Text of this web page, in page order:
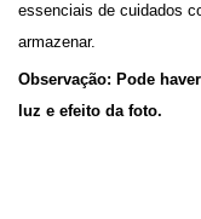
essenciais de cuidados
armazenar.
Observação: Pode
luz e efeito da foto.